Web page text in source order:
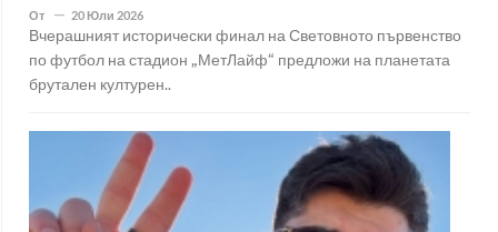
От 20 Юли 2026
Вчерашният исторически финал на Световното първенство
по футбол на стадион „МетЛайф“ предложи на планетата
брутален културен..